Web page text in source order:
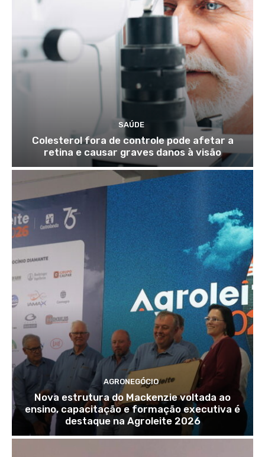
SAÚDE
Colesterol fora de controle pode afetar a
retina e causar graves danos à visão
AGRONEGÓCIO
Nova estrutura do Mackenzie voltada ao
ensino, capacitação e formação executiva é
destaque na Agroleite 2026